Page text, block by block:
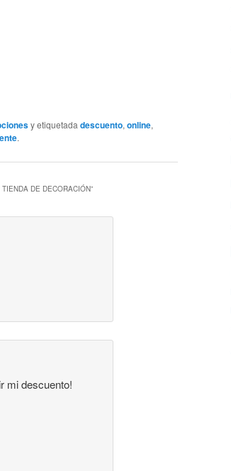
y etiquetada descuento, online,
.
DE DECORACIÓN”
mi descuento!